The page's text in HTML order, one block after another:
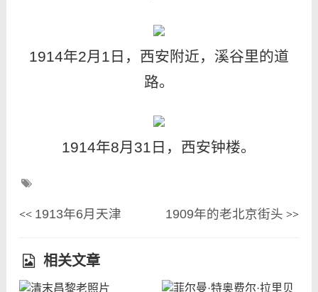
1914年2月1日，西安附近，溪谷里的道
路。
1914年8月31日，西安钟楼。
<< 1913年6月天津 1909年的老北京街头 >>
相关文章